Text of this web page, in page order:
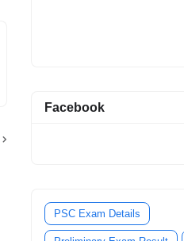
Facebook
PSC Exam Details